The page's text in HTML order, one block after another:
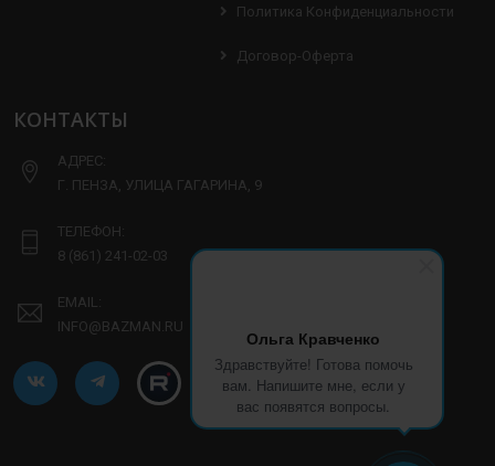
Ольга Кравченко
Здравствуйте! Готова помочь
вам. Напишите мне, если у
вас появятся вопросы.
Политика Конфиденциальности
Договор-Оферта
КОНТАКТЫ
АДРЕС:
Г. ПЕНЗА, УЛИЦА ГАГАРИНА, 9
ТЕЛЕФОН:
8 (861) 241-02-03
EMAIL:
INFO@BAZMAN.RU